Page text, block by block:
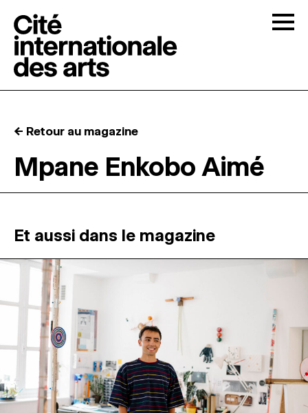
RÉSIDENCES ↓
ATELIERS OUVERTS
PROGRAMMATION
MAGAZINE
ESPACES DE PRATIQUE ARTISTIQUE ↓
Recherche
← Retour au magazine
Mpane Enkobo Aimé
Et aussi dans le magazine